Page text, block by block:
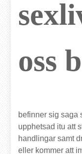
oss
befinner sig saga
upphetsad itu att
handlingar samt
eller kommer att